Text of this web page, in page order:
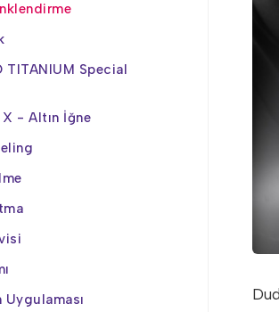
TITANIUM Special
X - Altın İğne
Uygulaması